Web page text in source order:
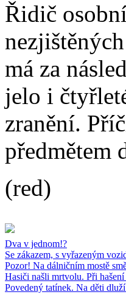
Řidič
má za
jelo i
zranění.
předmětem
(red)
Dva v jednom!?
Se zákazem, s vyřazeným
Pozor! Na dálničním mostě
Hasiči našli mrtvolu. Při
Povedený tatínek. Na děti